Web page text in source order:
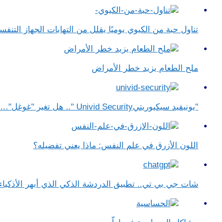
تناول حبة من الكيوي يوميًا يقلل من التهابات الجهاز
ملح الطعام يزيد خطر الأمراض
"يونيفيد سيكيوريتيUnivid Security ".. هل تغير "غوغل"…
اللون الأزرق في علم النفس​: ماذا يعني تفضيله؟
شات جي بي تي.. تطبيق الدردشة الذكي الذي أبهر